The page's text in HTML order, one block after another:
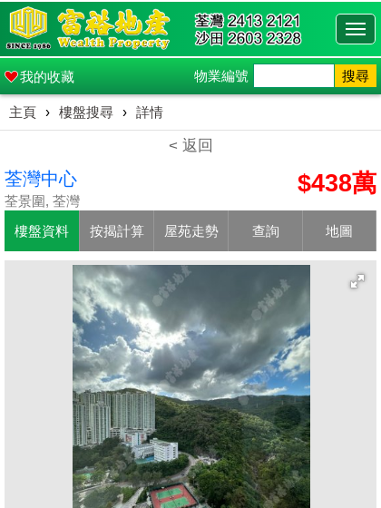
我的收藏 物業編號 搜尋
主頁 › 樓盤搜尋 › 詳情
< 返回
荃灣中心
荃景圍, 荃灣
$438萬
樓盤資料 按揭計算 屋苑走勢 查詢 地圖